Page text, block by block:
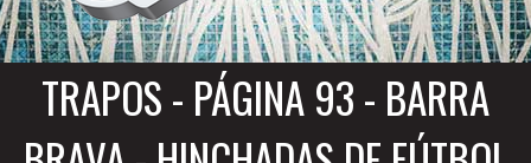
TRAPOS - PÁGINA 93 - BARRA